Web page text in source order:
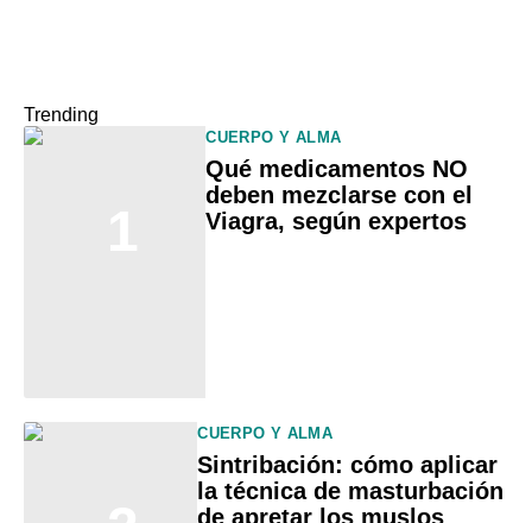
Trending
CUERPO Y ALMA
Qué medicamentos NO
deben mezclarse con el
Viagra, según expertos
CUERPO Y ALMA
Sintribación: cómo aplicar
la técnica de masturbación
de apretar los muslos